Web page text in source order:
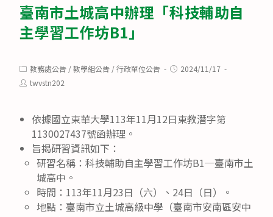
臺南市土城高中辦理「科技輔助自
主學習工作坊B1」
Post
category:
教務處公告 /教學組公告 /行政單位公告
Post2024/11/17
Posttwvstn202
依據國立東華大學113年11月12日東教潛字第
1130027437號函辦理。
旨揭研習資訊如下：
研習名稱：科技輔助自主學習工作坊B1─臺南市土
城高中。
時間：113年11月23日（六）、24日（日）。
地點：臺南市立土城高級中學（臺南市安南區安中